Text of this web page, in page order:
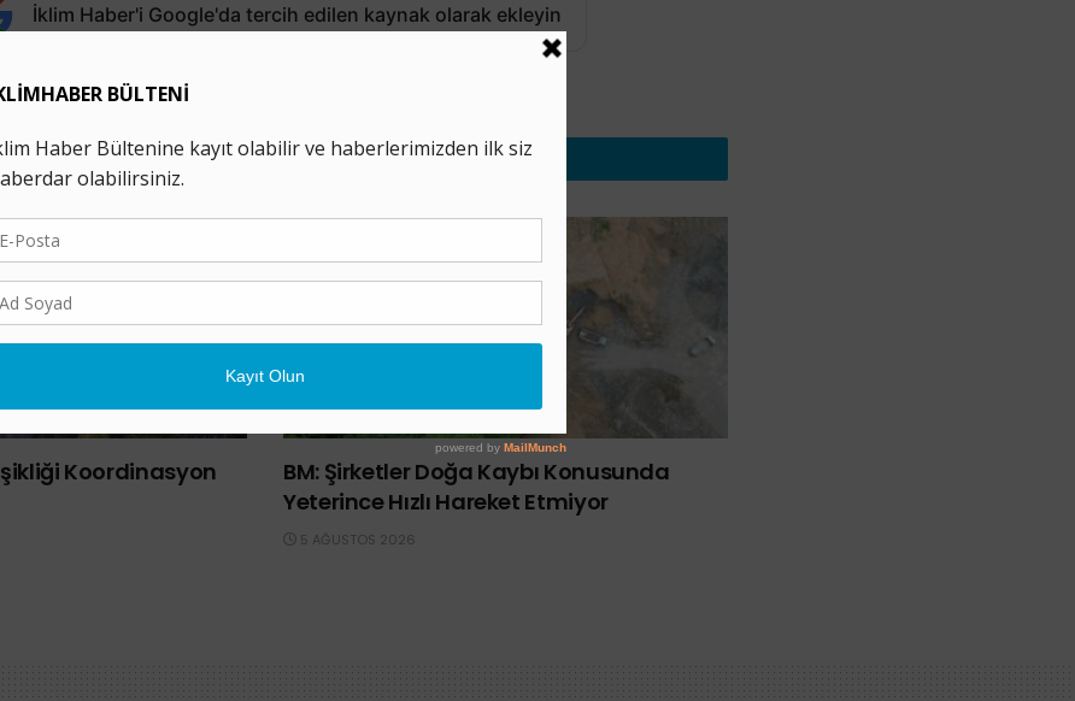
İklim Haber'i Google'da tercih edilen kaynak olarak ekleyin
Bakanı Murat Kurum
Koordinasyon
POLITIKA
BM: Şirketler Doğa Kaybı Konusunda
Yeterince Hızlı Hareket Etmiyor
5 AĞUSTOS 2026